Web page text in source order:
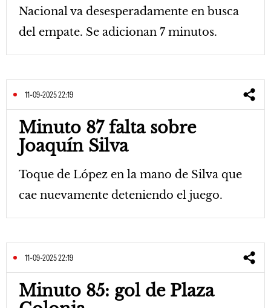
Nacional va desesperadamente en busca
del empate. Se adicionan 7 minutos.
11-09-2025 22:19
Minuto 87 falta sobre
Joaquín Silva
Toque de López en la mano de Silva que
cae nuevamente deteniendo el juego.
11-09-2025 22:19
Minuto 85: gol de Plaza